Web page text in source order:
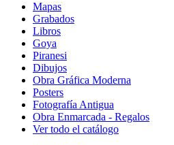
Mapas
Grabados
Libros
Goya
Piranesi
Dibujos
Obra Gráfica Moderna
Posters
Fotografía Antigua
Obra Enmarcada - Regalos
Ver todo el catálogo